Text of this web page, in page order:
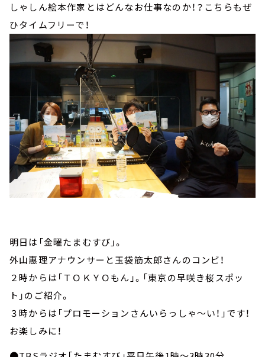
しゃしん絵本作家とはどんなお仕事なのか！？こちらもぜ
ひタイムフリーで！
明日は「金曜たまむすび」。
外山惠理アナウンサーと玉袋筋太郎さんのコンビ！
２時からは「ＴＯＫＹＯもん」。「東京の早咲き桜スポッ
ト」のご紹介。
３時からは「プロモーションさんいらっしゃ～い！」です！
お楽しみに！